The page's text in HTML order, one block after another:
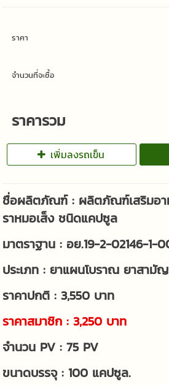
ราคา
จำนวนที่จะซื้อ
ราคารวม
เพิ่มลงรถเข็น
ชื่อผลิตภัณฑ์ : ผลิตภัณฑ์เสริมอาห
ราหมอเส็ง ชนิดแคปซูล
มาตราฐาน : อย.19-2-02146-1-
ประเภท : ยาแผนโบราณ ยาสามัญ
ราคาปกติ : 3,550 บาท
ราคาสมาชิก : 3,250 บาท
จำนวน PV : 75 PV
ขนาดบรรจุ : 100 แคปซูล.